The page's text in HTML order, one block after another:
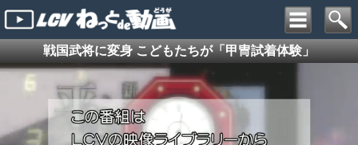
戦国武将に変身 こどもたちが「甲冑試着体験」